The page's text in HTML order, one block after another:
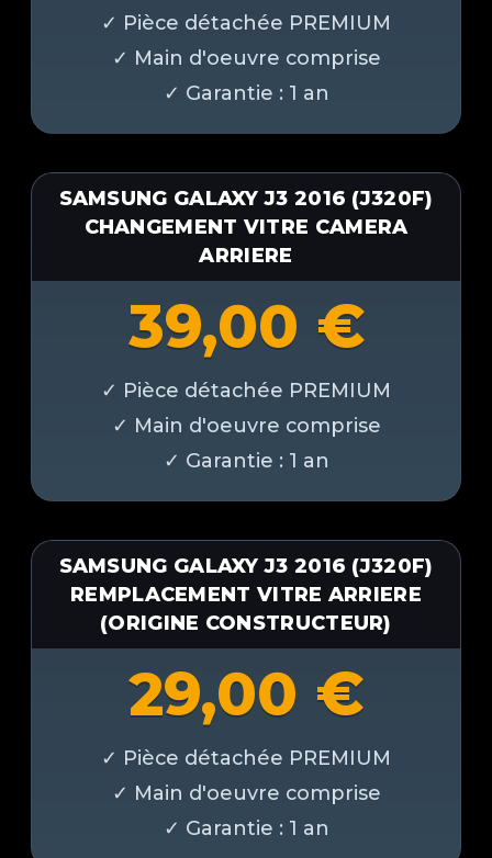
SAMSUNG GALAXY J3 2016 (J320F)
CHANGEMENT VITRE CAMERA
ARRIERE
39,00 €
SAMSUNG GALAXY J3 2016 (J320F)
REMPLACEMENT VITRE ARRIERE
(ORIGINE CONSTRUCTEUR)
29,00 €